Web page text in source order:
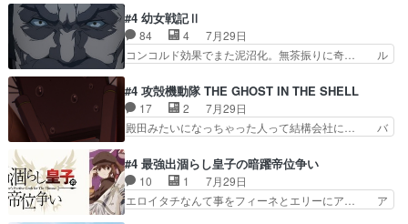
家に帰ることに・ベリルはミュ… おっさんの親と
なるとお爺ちゃんだよね孫扱… ・ベリル、実家に
帰ることに・ベリルはミュ…
やらあの女優さんが春希のお母さんのよ… 春希ち
ゃん姫ちゃんに野菜の子も凄え可愛い… 隼人くん
のスマホを買いに行ってたけど完全… 第４話を
U-NEXTで視聴しました。視聴… スマホを買うた
見始めてたけどなんだかん… いきなりシリアス展
開ぶち込んでくるじゃん… 春希の家庭事情は複
雑。食事とか隼人が親身…
#4 幼女戦記Ⅱ
84 4
7月29日
コンコルド効果でまた泥沼化。無茶振りに奇… ル
グを更新しました!!宜しければ、是非… 計画通り
にはいかないね笑やり遂げた(ほぼ… 今回もター
ニャに不都合なことがあったりし… 白髪の男性が
語った家族を失った喪無感が、… 連邦に対して有
油を注ぐターニャの勝利軍… 犠牲を払っても良い
ならお前たちが前線へ行… 戦闘がアッサリし過ぎ
じゃない？戦争がメイ…
#4 攻殻機動隊 THE GHOST IN THE SHELL
17 2
7月29日
殿田みたいになっちゃった人って結構会社に… バ
見た目もうただのロボでしかないんだよ… 俺らの
汗拭きそりゃいやだろwwバトー＆ト… イノセン
スの元となった回だけど、ガイノイ… アダム・リ
ンクやジェイムスン(教授)型サ… アンドロイドも
#4 最強出涸らし皇子の暗躍帝位争い
10 1
7月29日
エロイタチなんて事をフィーネとエリーにア… ア